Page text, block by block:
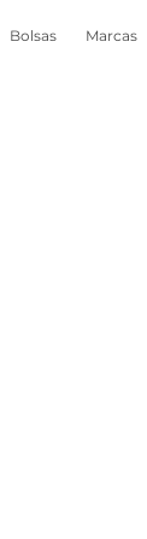
Bolsas Marcas